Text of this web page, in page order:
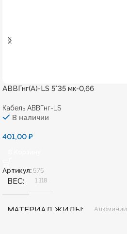
АВВГнг(А)-LS 5*35 мк-0,66
Кабель АВВГнг-LS
В наличии
401,00 ₽
Артикул: 575
ВЕС 1,118
МАТЕРИАЛ ЖИЛЫ Алюминий